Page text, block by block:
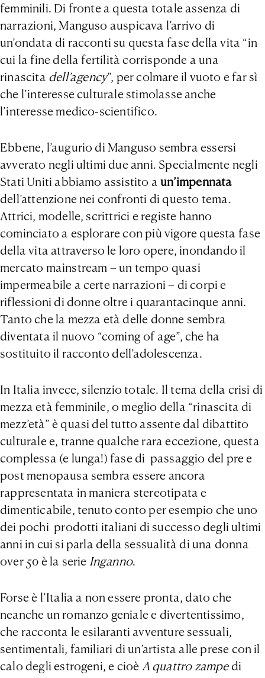
femminili. Di fronte a questa totale assenza di
narrazioni, Manguso auspicava l’arrivo di
un’ondata di racconti su questa fase della vita “in
cui la fine della fertilità corrisponde a una
rinascita dell’agency”, per colmare il vuoto e far sì
che l’interesse culturale stimolasse anche
l’interesse medico-scientifico.
Ebbene, l’augurio di Manguso sembra essersi
avverato negli ultimi due anni. Specialmente negli
Stati Uniti abbiamo assistito aun’impennata
dell’attenzione nei confronti di questo tema.
Attrici, modelle, scrittrici e registe hanno
cominciato a esplorare con più vigore questa fase
della vita attraverso le loro opere, inondando il
mercato mainstream – un tempo quasi
impermeabile a certe narrazioni – di corpi e
riflessioni di donne oltre i quarantacinque anni.
Tanto che la mezza età delle donne sembra
diventata il nuovo “coming of age”, che ha
sostituito il racconto dell’adolescenza.
In Italia invece, silenzio totale. Il tema della crisi di
mezza età femminile, o meglio della “rinascita di
mezz’età” è quasi del tutto assente dal dibattito
culturale e, tranne qualche rara eccezione, questa
complessa (e lunga!) fase di passaggio del pre e
post menopausa sembra essere ancora
rappresentata in maniera stereotipata e
dimenticabile, tenuto conto per esempio che uno
dei pochi prodotti italiani di successo degli ultimi
anni in cui si parla della sessualità di una donna
over 50 è la serie Inganno.
Forse è l’Italia a non essere pronta, dato che
neanche un romanzo geniale e divertentissimo,
che racconta le esilaranti avventure sessuali,
sentimentali, familiari di un’artista alle prese con il
calo degli estrogeni, e cioè A quattro zampedi